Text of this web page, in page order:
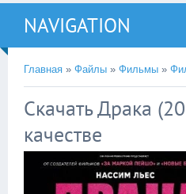
NAVIGATION
Главная » Файлы » Фильмы »
Скачать Драка
качестве